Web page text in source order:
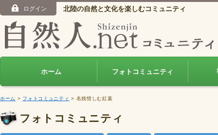
ログイン 北陸の自然と文化を楽しむコミュニティ
ホーム フォトコミュニティ
ホーム > フォトコミュニティ > 名残惜しむ紅葉
フォトコミュニティ